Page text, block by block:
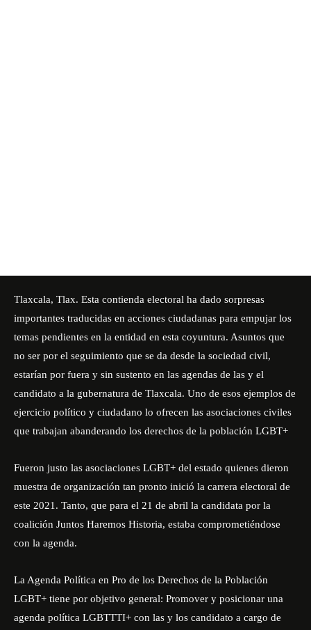
Tlaxcala, Tlax. Esta contienda electoral ha dado sorpresas
importantes traducidas en acciones ciudadanas para empujar los
temas pendientes en la entidad en esta coyuntura. Asuntos que
no ser por el seguimiento que se da desde la sociedad civil,
estarían por fuera y sin sustento en las agendas de las y el
candidato a la gubernatura de Tlaxcala. Uno de esos ejemplos de
ejercicio político y ciudadano lo ofrecen las asociaciones civiles
que trabajan abanderando los derechos de la población LGBT+
Fueron justo las asociaciones LGBT+ del estado quienes dieron
muestra de organización tan pronto inició la carrera electoral de
este 2021. Tanto, que para el 21 de abril la candidata por la
coalición Juntos Haremos Historia, estaba comprometiéndose
con la agenda.
La Agenda Política en Pro de los Derechos de la Población
LGBT+ tiene por objetivo general: Promover y posicionar una
agenda política LGBTTTI+ con las y los candidato a cargo de